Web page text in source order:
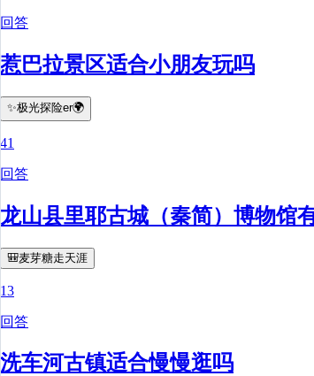
回答
惹巴拉景区适合小朋友玩吗
✨极光探险er🌍
41
回答
龙山县里耶古城（秦简）博物馆
🎒麦芽糖走天涯
13
回答
洗车河古镇适合慢慢逛吗